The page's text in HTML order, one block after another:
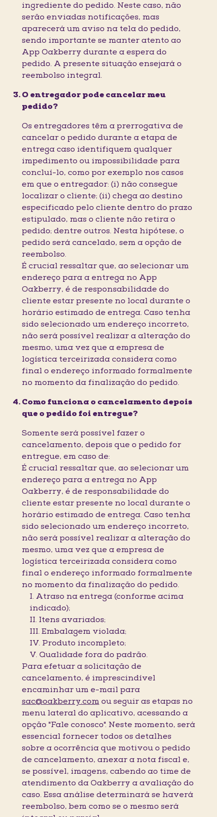
ingrediente do pedido. Neste caso, não
serão enviadas notificações, mas
aparecerá um aviso na tela do pedido,
sendo importante se manter atento ao
App Oakberry durante a espera do
pedido. A presente situação ensejará o
reembolso integral.
O entregador pode cancelar meu
pedido?
Os entregadores têm a prerrogativa de
cancelar o pedido durante a etapa de
entrega caso identifiquem qualquer
impedimento ou impossibilidade para
concluí-lo, como por exemplo nos casos
em que o entregador: (i) não consegue
localizar o cliente; (ii) chega ao destino
especificado pelo cliente dentro do prazo
estipulado, mas o cliente não retira o
pedido; dentre outros. Nesta hipótese, o
pedido será cancelado, sem a opção de
reembolso.
É crucial ressaltar que, ao selecionar um
endereço para a entrega no App
Oakberry, é de responsabilidade do
cliente estar presente no local durante o
horário estimado de entrega. Caso tenha
sido selecionado um endereço incorreto,
não será possível realizar a alteração do
mesmo, uma vez que a empresa de
logística terceirizada considera como
final o endereço informado formalmente
no momento da finalização do pedido.
Como funciona o cancelamento depois
que o pedido foi entregue?
Somente será possível fazer o
cancelamento, depois que o pedido for
entregue, em caso de:
É crucial ressaltar que, ao selecionar um
endereço para a entrega no App
Oakberry, é de responsabilidade do
cliente estar presente no local durante o
horário estimado de entrega. Caso tenha
sido selecionado um endereço incorreto,
não será possível realizar a alteração do
mesmo, uma vez que a empresa de
logística terceirizada considera como
final o endereço informado formalmente
no momento da finalização do pedido.
I. Atraso na entrega (conforme acima
indicado);
II. Itens avariados;
III. Embalagem violada;
IV. Produto incompleto;
V. Qualidade fora do padrão.
Para efetuar a solicitação de
cancelamento, é imprescindível
encaminhar um e-mail para
sac@oakberry.com ou seguir as etapas no
menu lateral do aplicativo, acessando a
opção "Fale conosco". Neste momento, será
essencial fornecer todos os detalhes
sobre a ocorrência que motivou o pedido
de cancelamento, anexar a nota fiscal e,
se possível, imagens, cabendo ao time de
atendimento da Oakberry a avaliação do
caso. Essa análise determinará se haverá
reembolso, bem como se o mesmo será